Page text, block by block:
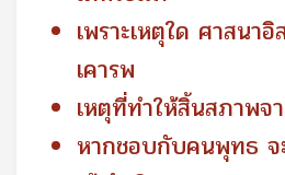
เพราะเหตุใด ศาสนา
เคารพ
เหตุที่ทำให้สิ้นสภาพจ
หากชอบกับคนพุทธ จะ